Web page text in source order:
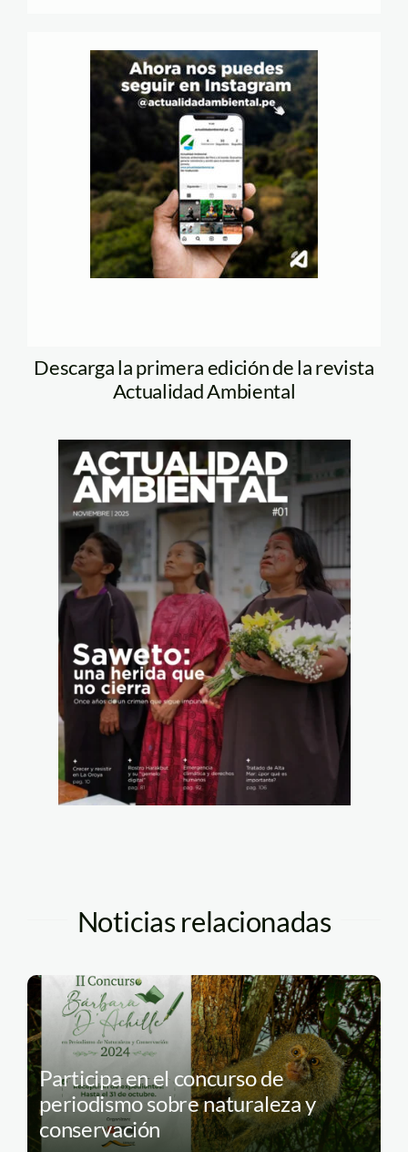
Descarga la primera edición de la revista
Actualidad Ambiental
Noticias relacionadas
Participa en el concurso de
periodismo sobre naturaleza y
conservación